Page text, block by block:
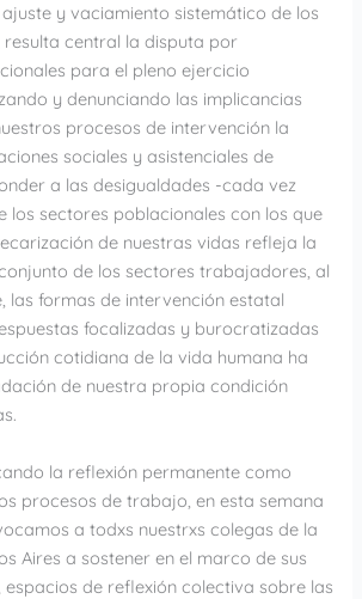
y vaciamiento sistemático de los
central la disputa por
para el pleno ejercicio
y denunciando las implicancias
procesos de intervención la
sociales y asistenciales de
a las desigualdades -cada vez
los sectores poblacionales con los que
de nuestras vidas refleja la
de los sectores trabajadores, al
las formas de intervención estatal
focalizadas y burocratizadas
cotidiana de la vida humana ha
de nuestra propia condición
la reflexión permanente como
procesos de trabajo, en esta semana
a todxs nuestrxs colegas de la
Aires a sostener en el marco de sus
de reflexión colectiva sobre las